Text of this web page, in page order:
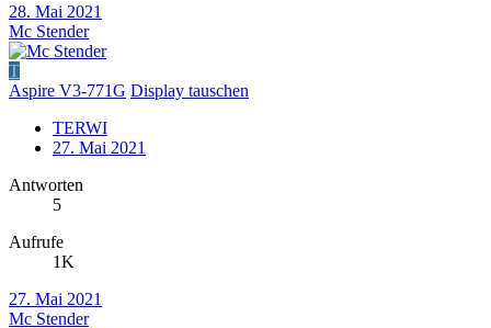
28. Mai 2021
Mc Stender
T
Aspire V3-771G Display tauschen
TERWI
27. Mai 2021
Antworten
5
Aufrufe
1K
27. Mai 2021
Mc Stender